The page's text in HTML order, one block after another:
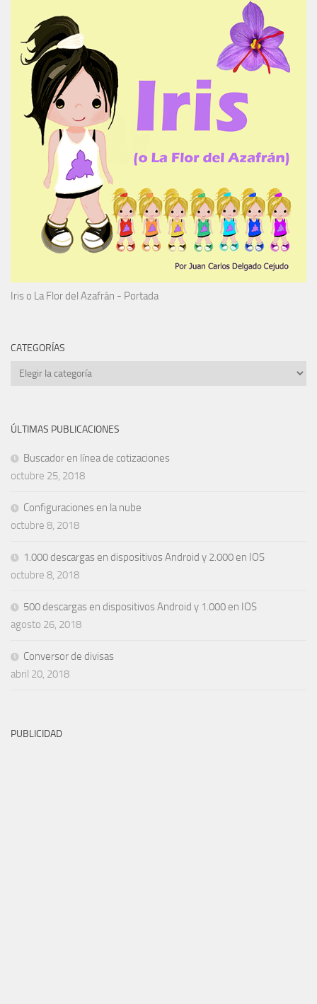
Iris o La Flor del Azafrán - Portada
CATEGORÍAS
Categorías
ÚLTIMAS PUBLICACIONES
Buscador en línea de cotizaciones
octubre 25, 2018
Configuraciones en la nube
octubre 8, 2018
1.000 descargas en dispositivos Android y 2.000 en IOS
octubre 8, 2018
500 descargas en dispositivos Android y 1.000 en IOS
agosto 26, 2018
Conversor de divisas
abril 20, 2018
PUBLICIDAD